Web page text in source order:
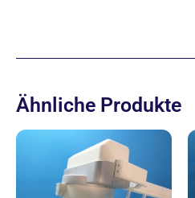
Ähnliche Produkte